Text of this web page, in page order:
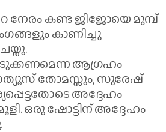
നേരം കണ്ട ജിജോയെ മുമ്പ്
കാണിച്ചു
ആഗ്രഹം
തോമസ്സും, സുരേഷ്
അദ്ദേഹം
ഒരു ഷോട്ടിന് അദ്ദേഹം